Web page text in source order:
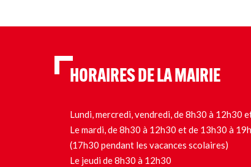
HORAIRES DE LA MAIRIE
Lundi, mercredi, vendredi, de 8h30 à 12h30
Le mardi, de 8h30 à 12h30 et de 13h30 à 19h
(17h30 pendant les vacances scolaires)
Le jeudi de 8h30 à 12h30